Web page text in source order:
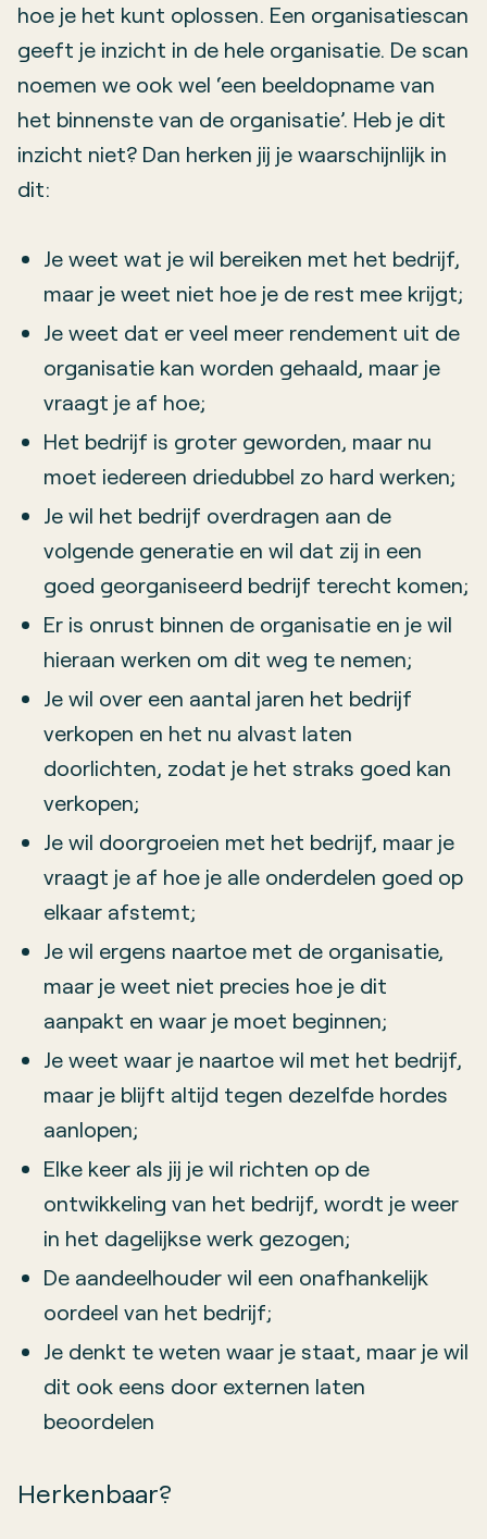
hoe je het kunt oplossen. Een organisatiescan
geeft je inzicht in de hele organisatie. De scan
noemen we ook wel ‘een beeldopname van
het binnenste van de organisatie’. Heb je dit
inzicht niet? Dan herken jij je waarschijnlijk in
dit:
Je weet wat je wil bereiken met het bedrijf,
maar je weet niet hoe je de rest mee krijgt;
Je weet dat er veel meer rendement uit de
organisatie kan worden gehaald, maar je
vraagt je af hoe;
Het bedrijf is groter geworden, maar nu
moet iedereen driedubbel zo hard werken;
Je wil het bedrijf overdragen aan de
volgende generatie en wil dat zij in een
goed georganiseerd bedrijf terecht komen;
Er is onrust binnen de organisatie en je wil
hieraan werken om dit weg te nemen;
Je wil over een aantal jaren het bedrijf
verkopen en het nu alvast laten
doorlichten, zodat je het straks goed kan
verkopen;
Je wil doorgroeien met het bedrijf, maar je
vraagt je af hoe je alle onderdelen goed op
elkaar afstemt;
Je wil ergens naartoe met de organisatie,
maar je weet niet precies hoe je dit
aanpakt en waar je moet beginnen;
Je weet waar je naartoe wil met het bedrijf,
maar je blijft altijd tegen dezelfde hordes
aanlopen;
Elke keer als jij je wil richten op de
ontwikkeling van het bedrijf, wordt je weer
in het dagelijkse werk gezogen;
De aandeelhouder wil een onafhankelijk
oordeel van het bedrijf;
Je denkt te weten waar je staat, maar je wil
dit ook eens door externen laten
beoordelen
Herkenbaar?